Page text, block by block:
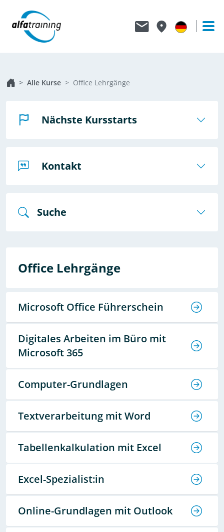
Alle Kurse Office Lehrgänge
Nächste Kursstarts
Suche
Kontakt
Office Lehrgänge
Microsoft Office Führerschein
Digitales Arbeiten im Büro mit
Microsoft 365
Computer-Grundlagen
Textverarbeitung mit Word
Tabellenkalkulation mit Excel
Excel-Spezialist:in
Online-Grundlagen mit Outlook